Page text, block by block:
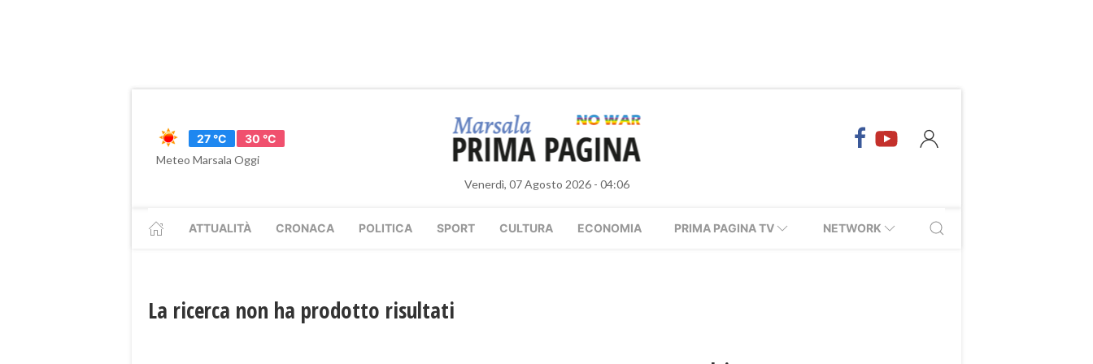
27 °C
30 °C
Meteo Marsala Oggi
Venerdì, 07 Agosto 2026 - 04:06
ATTUALITÀ CRONACA POLITICA SPORT CULTURA ECONOMIA PRIMA PAGINA TV NETWORK
La ricerca non ha prodotto risultati